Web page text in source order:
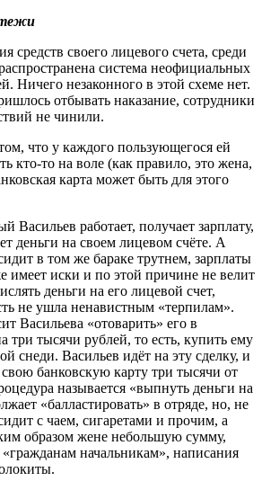
средств своего лицевого счета, среди
система неофициальных
Ничего незаконного в этой схеме нет.
отбывать наказание, сотрудники
не чинили.
что у каждого пользующегося ей
кто-то на воле (как правило, это жена,
карта может быть для этого
Васильев работает, получает зарплату,
деньги на своем лицевом счёте. А
в том же бараке трутнем, зарплаты
имеет иски и по этой причине не велит
деньги на его лицевой счет,
не ушла ненавистным «терпилам».
Васильева «отоварить» его в
три тысячи рублей, то есть, купить ему
снеди. Васильев идёт на эту сделку, и
банковскую карту три тысячи от
называется «выпнуть деньги на
«балластировать» в отряде, но, не
с чаем, сигаретами и прочим, а
образом жене небольшую сумму,
начальникам», написания